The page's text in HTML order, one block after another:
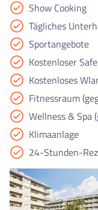
Show Cooking
Tägliches
Sportangebote
Kostenloser Safe
Kostenloses
Fitnessraum
Wellness & Spa
Klimaanlage
24-Stunden-